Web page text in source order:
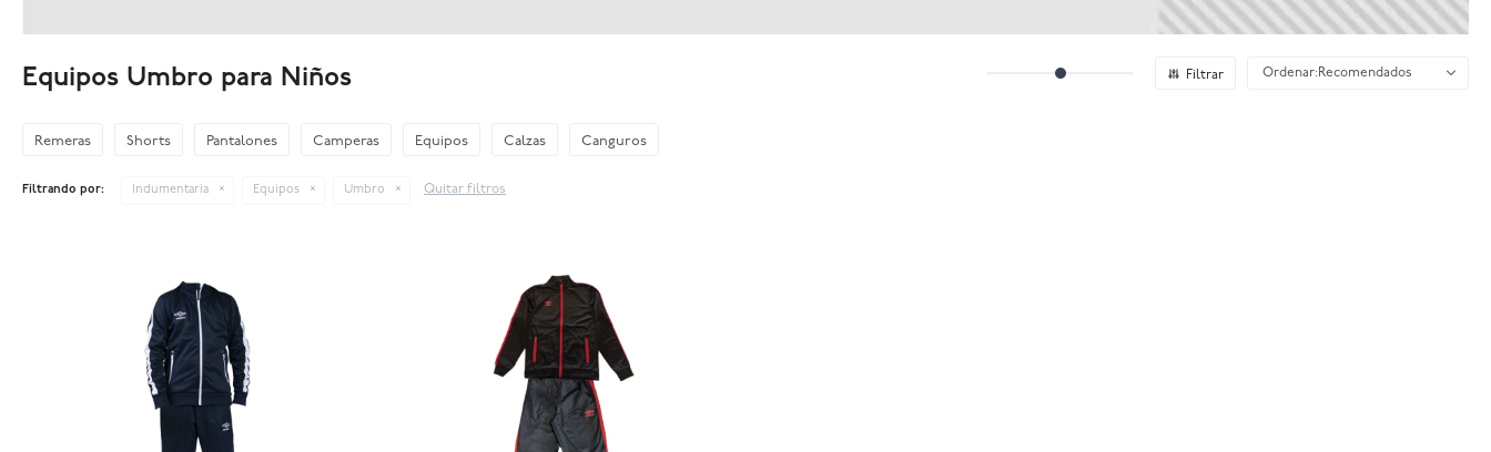
Equipos Umbro para Niños Recomendados
Remeras Shorts Pantalones Camperas Equipos Calzas Canguros
Filtrando por: Indumentaria Equipos Umbro Quitar filtros